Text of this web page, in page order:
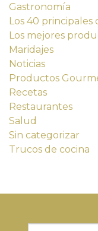
Gastronomía
Los 40 principales
Los mejores
Maridajes
Noticias
Productos
Recetas
Restaurantes
Salud
Sin categorizar
Trucos de cocina